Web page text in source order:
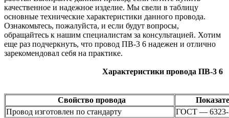
качественное и надежное изделие. Мы свели в таблицу
основные технические характеристики данного провода.
Ознакомьтесь, пожалуйста, и если будут вопросы,
обращайтесь к нашим специалистам за консультацией. Хотим
еще раз подчеркнуть, что провод ПВ-3 6 надежен и отлично
зарекомендовал себя на практике.
Характеристики провода ПВ-3 6
Свойство провода
Провод изготовлен по стандарту
ГОСТ — 6323-